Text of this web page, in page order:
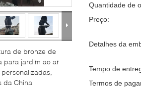
de bronze de
para jardim ao ar
da China
Quantidade de
Preço:
Detalhes da
Tempo de
Termos de